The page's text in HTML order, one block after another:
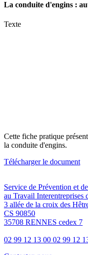
La conduite d'engins :
Texte
Cette fiche pratique
la conduite d'engins.
Télécharger le document
Service de Prévention et
au Travail
3 allée de la croix des
CS 90850
35708 RENNES cedex 7
02 99 12 13 00 02 99 12